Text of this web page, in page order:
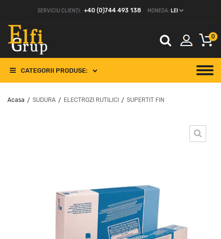
SERVICIU CLIENȚI: +40 (0)744 493 138 MONEDA: LEI
0
CATEGORII PRODUSE:
Acasa / SUDURA / ELECTROZI RUTILICI / SUPERTIT FIN